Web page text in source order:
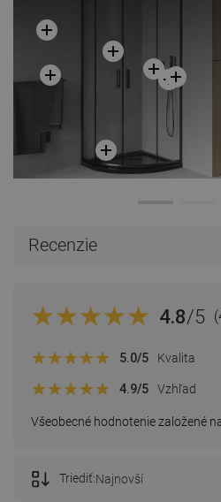
Recenzie
4.8/5
Všeobecné hodnotenie založené
5.0/5 Kvalita
4.9/5 Vzhľad
Triediť:Najnovší